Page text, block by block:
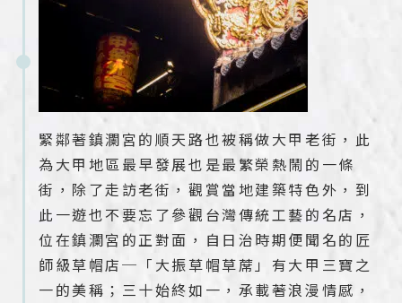
緊鄰著鎮瀾宮的順天路也被稱做大甲老街，此
為大甲地區最早發展也是最繁榮熱鬧的一條
街，除了走訪老街，觀賞當地建築特色外，到
此一遊也不要忘了參觀台灣傳統工藝的名店，
位在鎮瀾宮的正對面，自日治時期便聞名的匠
師級草帽店─「大振草帽草蓆」有大甲三寶之
一的美稱；三十始終如一，承載著浪漫情感，